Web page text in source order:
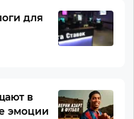
для
в
эмоции